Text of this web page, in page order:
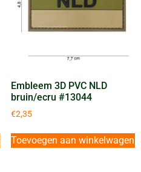
Embleem 3D PVC NLD
bruin/ecru #13044
€2,35
Toevoegen aan winkelwagen